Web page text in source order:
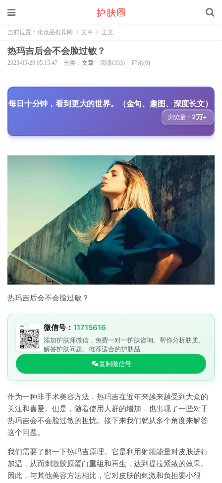
当前位置： 化妆品推荐网 > 文章 > 正文
热玛吉后会不会脸过敏？
2023-05-29 05:15:47 分类： 文章 阅读(333) 评论(0)
每日十分钟，看到更大的世界。（金句、趣图、深度长文）
浏览量： 2万+
热玛吉后会不会脸过敏？
微信号： 11715616
添加护肤师微信，免费一对一护肤咨询。帮你分析肤质、
解答护肤问题、推荐适合的护肤品
复制微信号
作为一种非手术美容方法，热玛吉在近年来越来越受到大众的
关注和喜爱。但是，随着使用人群的增加，也出现了一些对于
热玛吉会不会脸过敏的担忧。接下来我们就从多个角度来解答
这个问题。
我们需要了解一下热玛吉原理。它是利用射频能量对皮肤进行
加温，从而刺激胶原蛋白重组和再生，达到提拉紧致的效果。
因此，与其他美容方法相比，它对皮肤的刺激和负担要小很